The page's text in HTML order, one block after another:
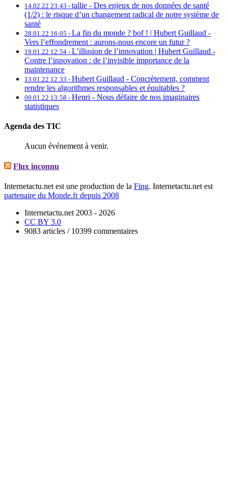
14.02.22 23:43 - tallie - Des enjeux de nos données de santé
(1/2) : le risque d’un changement radical de notre système de
santé
28.01.22 16:05 - La fin du monde ? bof ! | Hubert Guillaud -
Vers l’effondrement : aurons-nous encore un futur ?
19.01.22 12:54 - L’illusion de l’innovation | Hubert Guillaud -
Contre l’innovation : de l’invisible importance de la
maintenance
13.01.22 12:33 - Hubert Guillaud - Concrètement, comment
rendre les algorithmes responsables et équitables ?
09.01.22 13:58 - Henri - Nous défaire de nos imaginaires
statistiques
Agenda des TIC
Aucun événement à venir.
Flux inconnu
Internetactu.net est une production de la Fing. Internetactu.net est
partenaire du Monde.fr depuis 2008
Internetactu.net 2003 - 2026
CC BY 3.0
9083 articles / 10399 commentaires